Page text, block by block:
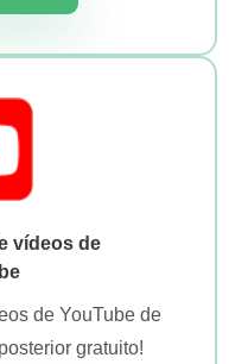
vídeos de
de YouTube de
gratuito!